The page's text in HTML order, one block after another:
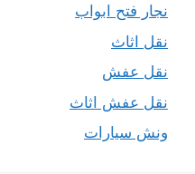
نجار فتح ابواب
نقل اثاث
نقل عفش
نقل عفش اثاث
ونش سيارات